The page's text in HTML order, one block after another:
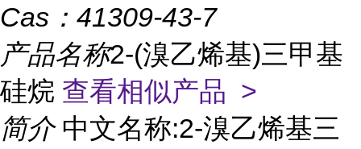
Cas： 41309-43-7
产品名称2-(溴乙烯基)三甲基
硅烷 查看相似产品 >
简介 中文名称:2-溴乙烯基三